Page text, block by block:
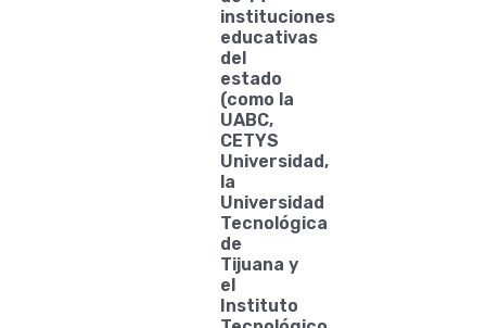
instituciones
educativas
del
estado
(como la
UABC,
CETYS
Universidad,
la
Universidad
Tecnológica
de
Tijuana y
el
Instituto